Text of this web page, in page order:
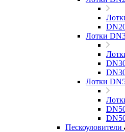
Лотки
Лотки
Пескоуловители